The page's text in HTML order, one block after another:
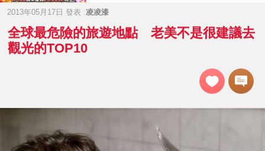
2013年05月17日 發表 :凌凌漆
全球最危險的旅遊地點 老美不是很建議去
觀光的TOP10